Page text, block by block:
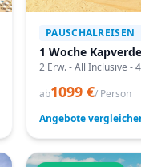
PAUSCHALREISEN
1 Woche
2 Erw. - All Inclusive -
ab1099 €/ Person
Angebote